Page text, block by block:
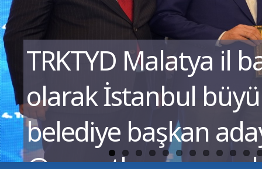
TRKTYD)
Dilara Temizlik Şirketi
Türkiye kentsel tesis
Şube Başkanı
aldı.